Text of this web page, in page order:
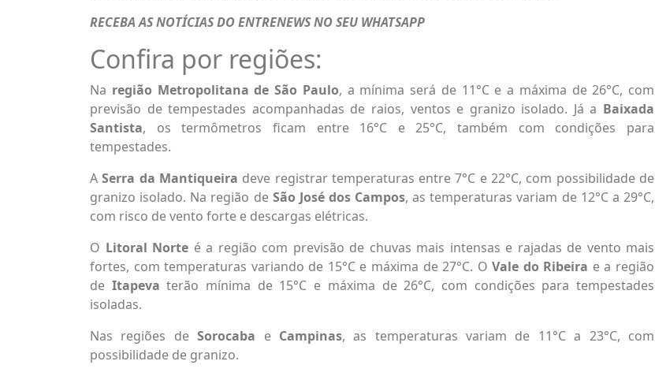
RECEBA AS NOTÍCIAS DO ENTRENEWS NO SEU WHATSAPP
Confira por regiões:
Na região Metropolitana de São Paulo, a mínima será de 11°C e a máxima de 26°C, com
previsão de tempestades acompanhadas de raios, ventos e granizo isolado. Já a Baixada
Santista, os termômetros ficam entre 16°C e 25°C, também com condições para
tempestades.
ASerra da Mantiqueira deve registrar temperaturas entre 7°C e 22°C, com possibilidade de
granizo isolado. Na região de São José dos Campos, as temperaturas variam de 12°C a 29°C,
com risco de vento forte e descargas elétricas.
O Litoral Norte é a região com previsão de chuvas mais intensas e rajadas de vento mais
fortes, com temperaturas variando de 15°C e máxima de 27°C. OVale do Ribeira e a região
de Itapeva terão mínima de 15°C e máxima de 26°C, com condições para tempestades
isoladas.
Nas regiões deSorocaba e Campinas, as temperaturas variam de 11°C a 23°C, com
possibilidade de granizo.